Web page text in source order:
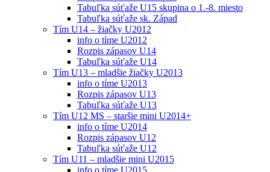
Tabuľka súťaže U15 skupina o 1.-8. miesto
Tabuľka súťaže sk. Západ
Tím U14 – žiačky U2012
info o tíme U2012
Rozpis zápasov U14
Tabuľka súťaže U14
Tím U13 – mladšie žiačky U2013
info o tíme U2013
Rozpis zápasov U13
Tabuľka súťaže U13
Tím U12 MS – staršie mini U2014+
info o tíme U2014
Rozpis zápasov U12
Tabuľka súťaže U12
Tím U11 – mladšie mini U2015
info o tíme U2015